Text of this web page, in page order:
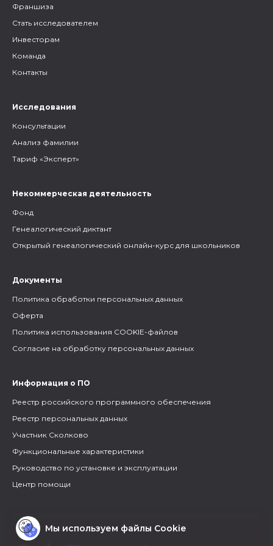
Франшиза
Стать исследователем
Инвесторам
Команда
Контакты
Исследования
Консультации
Анализ фамилии
Тариф «Эксперт»
Некоммерческая деятельность
Фонд
Генеалогический диктант
Открытый генеалогический онлайн-курс для школьников
Документы
Политика обработки персональных данных
Оферта
Политика использования COOKIE-файлов
Согласие на обработку персональных данных
Информация о ПО
Реестр российского программного обеспечения
Реестр персональных данных
Участник Сколково
Функциональные характеристики
Руководство по установке и эксплуатации
Центр помощи
Мы используем файлы Cookie